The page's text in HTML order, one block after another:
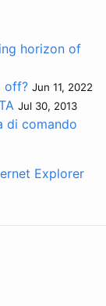
horizon of
off? Jun 11, 2022
Jul 30, 2013
di comando
Explorer